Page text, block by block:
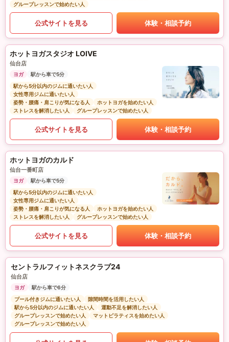
グループレッスンで始めたい人
公式サイトを見る 体験・相談予約
ホットヨガスタジオ LOIVE
仙台店
ヨガ
駅から車で5分
駅から5分以内のジムに通いたい人
女性専用ジムに通いたい人
姿勢・腰痛・肩こりが気になる人
ホットヨガを始めたい人
ストレスを解消したい人
グループレッスンで始めたい人
公式サイトを見る 体験・相談予約
ホットヨガのカルド
仙台一番町店
ヨガ
駅から車で5分
駅から5分以内のジムに通いたい人
女性専用ジムに通いたい人
姿勢・腰痛・肩こりが気になる人
ホットヨガを始めたい人
ストレスを解消したい人
グループレッスンで始めたい人
公式サイトを見る 体験・相談予約
セントラルフィットネスクラブ24
仙台店
ヨガ
駅から車で6分
プール付きジムに通いたい人
隙間時間を活用したい人
駅から5分以内のジムに通いたい人
運動不足を解消したい人
グループレッスンで始めたい人
マットピラティスを始めたい人
グループレッスンで始めたい人